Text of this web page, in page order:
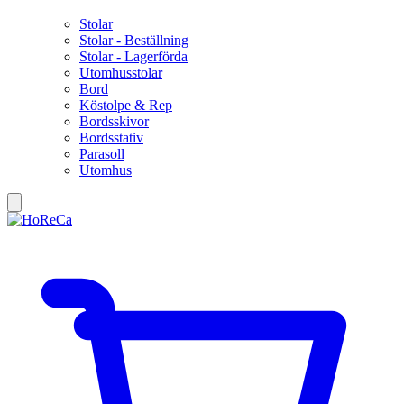
Stolar
Stolar - Beställning
Stolar - Lagerförda
Utomhusstolar
Bord
Köstolpe & Rep
Bordsskivor
Bordsstativ
Parasoll
Utomhus